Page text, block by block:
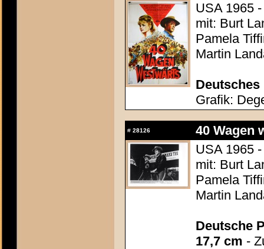
USA 1965
mit: Burt
Pamela
Martin
Deutsches
Grafik:
# 28126
40 Wagen
USA 1965
mit: Burt
Pamela
Martin
Deutsche
17,7 cm -